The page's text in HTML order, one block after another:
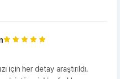
için her detay araştırıldı.